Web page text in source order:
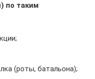
по таким
(роты, батальона);